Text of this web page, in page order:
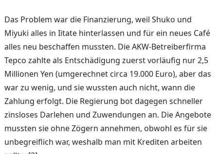
Das Problem war die Finan­zierung, weil Shuko und
Miyuki alles in Iitate hinter­lassen und für ein neues Café
alles neu beschaffen mussten. Die AKW-Betreiberfirma
Tep­co zahlte als Entschädigung zuerst vorläufig nur 2,5
Milli­onen Yen (umgerechnet circa 19.000 Euro), aber das
war zu wenig, und sie wussten auch nicht, wann die
Zahlung er­folgt. Die Regierung bot da­gegen schneller
zinsloses Dar­lehen und Zuwendungen an. Die Angebote
mussten sie oh­ne Zögern annehmen, obwohl es für sie
unbegreiflich war, weshalb man mit Krediten ar­beiten